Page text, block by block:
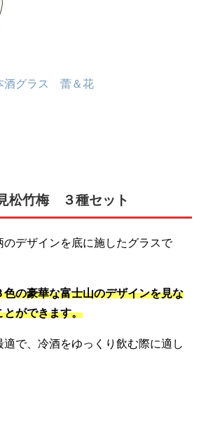
酒グラス 蕾＆花
松竹梅 ３種セット
デザインを底に施したグラスで
色の豪華な富士山のデザインを見な
とができます。
で、冷酒をゆっくり飲む際に適し